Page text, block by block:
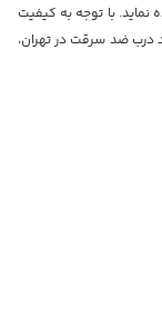
نماید. با توجه به کیفیت
درب ضد سرقت در تهران،